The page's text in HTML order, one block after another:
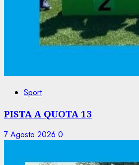
Sport
PISTA A QUOTA 13
7 Agosto 2026 0